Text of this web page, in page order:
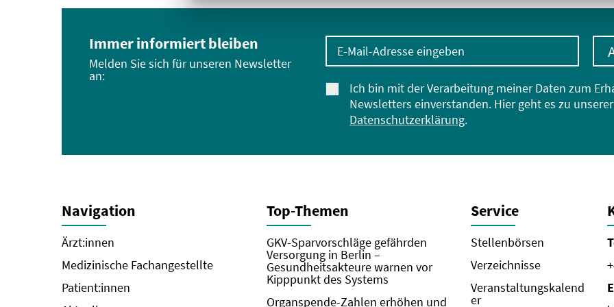
Immer informiert bleiben
Melden Sie sich für unseren Newsletter
an:
E-Mail-Adresse eingeben
Ich bin mit der Verarbeitung meiner Daten zum
Newsletters einverstanden. Hier geht es zu unserer
Datenschutzerklärung.
Navigation
Ärzt:innen
Medizinische Fachangestellte
Patient:innen
Top-Themen
GKV-Sparvorschläge gefährden
Versorgung in Berlin –
Gesundheitsakteure warnen vor
Kipppunkt des Systems
Organspende-Zahlen erhöhen und
Service
Stellenbörsen
Verzeichnisse
Veranstaltungskalend
er